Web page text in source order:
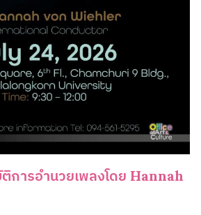
การอำนวยเพลงโดย Hannah